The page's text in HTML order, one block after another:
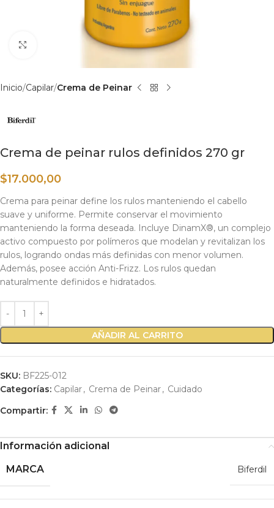
Haga clic para ampliar
Inicio Capilar Crema de Peinar
Crema de peinar rulos definidos 270 gr
$17.000,00
Crema para peinar define los rulos manteniendo el cabello
suave y uniforme. Permite conservar el movimiento
manteniendo la forma deseada. Incluye DinamX®, un complejo
activo compuesto por polímeros que modelan y revitalizan los
rulos, logrando ondas más definidas con menor volumen.
Además, posee acción Anti-Frizz. Los rulos quedan
naturalmente definidos e hidratados.
AÑADIR AL CARRITO
SKU: BF225-012
Categorías: Capilar, Crema de Peinar, Cuidado
Compartir:
Información adicional
MARCA
Biferdil